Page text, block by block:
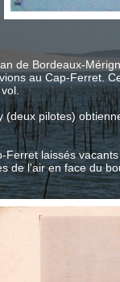
de Bordeaux-
au Cap-Ferret.
pilotes)
laissés
de l'air en face du